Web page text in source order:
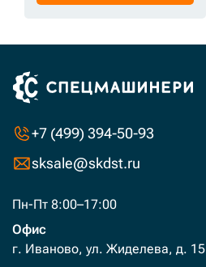
+7 (499) 394-50-93
sksale@skdst.ru
Пн-Пт 8:00–17:00
Офис
г. Иваново, ул. Жиделева, д. 15